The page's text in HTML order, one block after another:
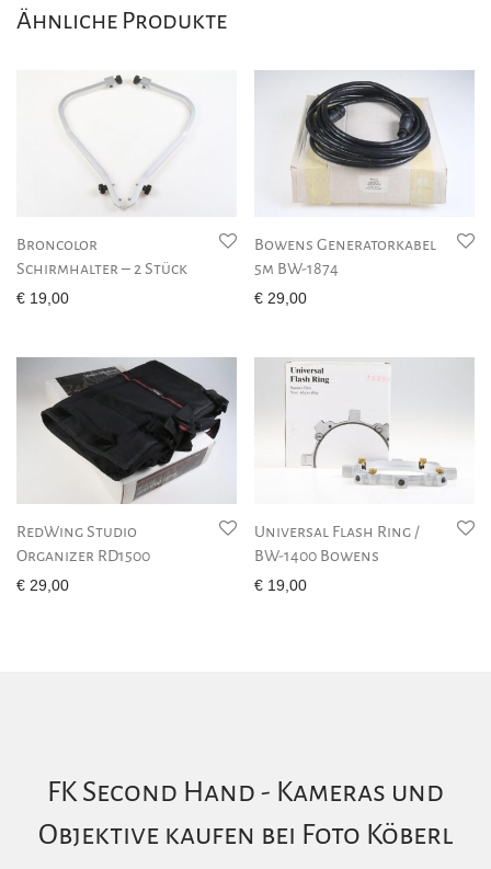
Ähnliche Produkte
Broncolor
Schirmhalter – 2 Stück
€ 19,00
Bowens Generatorkabel
5m BW-1874
€ 29,00
RedWing Studio
Organizer RD1500
€ 29,00
Universal Flash Ring /
BW-1400 Bowens
€ 19,00
FK Second Hand - Kameras und
Objektive kaufen bei Foto Köberl